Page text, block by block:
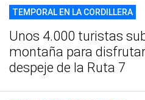
TEMPORAL EN LA CORDILLERA
Unos 4.000 turistas
montaña para
despeje de la Ruta 7